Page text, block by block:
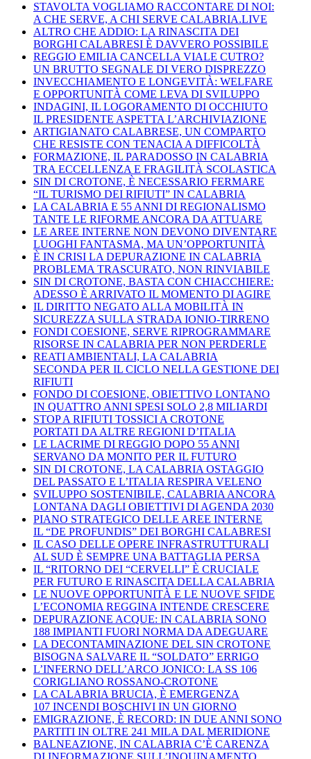
STAVOLTA VOGLIAMO RACCONTARE DI NOI:
A CHE SERVE, A CHI SERVE CALABRIA.LIVE
ALTRO CHE ADDIO: LA RINASCITA DEI
BORGHI CALABRESI È DAVVERO POSSIBILE
REGGIO EMILIA CANCELLA VIALE CUTRO?
UN BRUTTO SEGNALE DI VERO DISPREZZO
INVECCHIAMENTO E LONGEVITÀ: WELFARE
E OPPORTUNITÀ COME LEVA DI SVILUPPO
INDAGINI, IL LOGORAMENTO DI OCCHIUTO
IL PRESIDENTE ASPETTA L’ARCHIVIAZIONE
ARTIGIANATO CALABRESE, UN COMPARTO
CHE RESISTE CON TENACIA A DIFFICOLTÀ
FORMAZIONE, IL PARADOSSO IN CALABRIA
TRA ECCELLENZA E FRAGILITÀ SCOLASTICA
SIN DI CROTONE, È NECESSARIO FERMARE
“IL TURISMO DEI RIFIUTI” IN CALABRIA
LA CALABRIA E 55 ANNI DI REGIONALISMO
TANTE LE RIFORME ANCORA DA ATTUARE
LE AREE INTERNE NON DEVONO DIVENTARE
LUOGHI FANTASMA, MA UN’OPPORTUNITÀ
È IN CRISI LA DEPURAZIONE IN CALABRIA
PROBLEMA TRASCURATO, NON RINVIABILE
SIN DI CROTONE, BASTA CON CHIACCHIERE:
ADESSO È ARRIVATO IL MOMENTO DI AGIRE
IL DIRITTO NEGATO ALLA MOBILITÀ IN
SICUREZZA SULLA STRADA IONIO-TIRRENO
FONDI COESIONE, SERVE RIPROGRAMMARE
RISORSE IN CALABRIA PER NON PERDERLE
REATI AMBIENTALI, LA CALABRIA
SECONDA PER IL CICLO NELLA GESTIONE DEI
RIFIUTI
FONDO DI COESIONE, OBIETTIVO LONTANO
IN QUATTRO ANNI SPESI SOLO 2,8 MILIARDI
STOP A RIFIUTI TOSSICI A CROTONE
PORTATI DA ALTRE REGIONI D’ITALIA
LE LACRIME DI REGGIO DOPO 55 ANNI
SERVANO DA MONITO PER IL FUTURO
SIN DI CROTONE, LA CALABRIA OSTAGGIO
DEL PASSATO E L’ITALIA RESPIRA VELENO
SVILUPPO SOSTENIBILE, CALABRIA ANCORA
LONTANA DAGLI OBIETTIVI DI AGENDA 2030
PIANO STRATEGICO DELLE AREE INTERNE
IL “DE PROFUNDIS” DEI BORGHI CALABRESI
IL CASO DELLE OPERE INFRASTRUTTURALI
AL SUD È SEMPRE UNA BATTAGLIA PERSA
IL “RITORNO DEI “CERVELLI” È CRUCIALE
PER FUTURO E RINASCITA DELLA CALABRIA
LE NUOVE OPPORTUNITÀ E LE NUOVE SFIDE
L’ECONOMIA REGGINA INTENDE CRESCERE
DEPURAZIONE ACQUE: IN CALABRIA SONO
188 IMPIANTI FUORI NORMA DA ADEGUARE
LA DECONTAMINAZIONE DEL SIN CROTONE
BISOGNA SALVARE IL “SOLDATO” ERRIGO
L’INFERNO DELL’ARCO JONICO: LA SS 106
CORIGLIANO ROSSANO-CROTONE
LA CALABRIA BRUCIA, È EMERGENZA
107 INCENDI BOSCHIVI IN UN GIORNO
EMIGRAZIONE, È RECORD: IN DUE ANNI SONO
PARTITI IN OLTRE 241 MILA DAL MERIDIONE
BALNEAZIONE, IN CALABRIA C’È CARENZA
DI INFORMAZIONE SULL’INQUINAMENTO